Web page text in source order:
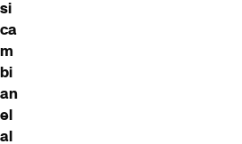
si
ca
m
bi
an
el
al